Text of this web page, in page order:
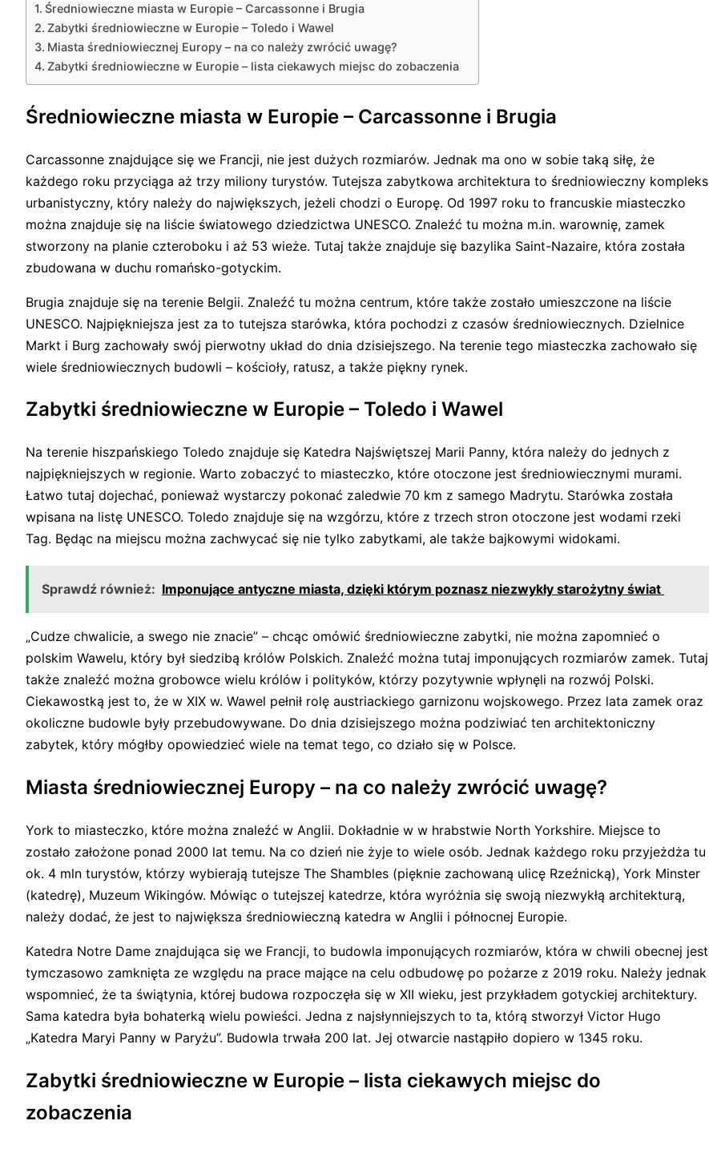
Średniowieczne miasta w Europie – Carcassonne i Brugia
Zabytki średniowieczne w Europie – Toledo i Wawel
Miasta średniowiecznej Europy – na co należy zwrócić uwagę?
Zabytki średniowieczne w Europie – lista ciekawych miejsc do zobaczenia
Średniowieczne miasta w Europie – Carcassonne i Brugia
Carcassonne znajdujące się we Francji, nie jest dużych rozmiarów. Jednak ma ono w sobie taką siłę, że
każdego roku przyciąga aż trzy miliony turystów. Tutejsza zabytkowa architektura to średniowieczny kompleks
urbanistyczny, który należy do największych, jeżeli chodzi o Europę. Od 1997 roku to francuskie miasteczko
można znajduje się na liście światowego dziedzictwa UNESCO. Znaleźć tu można m.in. warownię, zamek
stworzony na planie czteroboku i aż 53 wieże. Tutaj także znajduje się bazylika Saint-Nazaire, która została
zbudowana w duchu romańsko-gotyckim.
Brugia znajduje się na terenie Belgii. Znaleźć tu można centrum, które także zostało umieszczone na liście
UNESCO. Najpiękniejsza jest za to tutejsza starówka, która pochodzi z czasów średniowiecznych. Dzielnice
Markt i Burg zachowały swój pierwotny układ do dnia dzisiejszego. Na terenie tego miasteczka zachowało się
wiele średniowiecznych budowli – kościoły, ratusz, a także piękny rynek.
Zabytki średniowieczne w Europie – Toledo i Wawel
Na terenie hiszpańskiego Toledo znajduje się Katedra Najświętszej Marii Panny, która należy do jednych z
najpiękniejszych w regionie. Warto zobaczyć to miasteczko, które otoczone jest średniowiecznymi murami.
Łatwo tutaj dojechać, ponieważ wystarczy pokonać zaledwie 70 km z samego Madrytu. Starówka została
wpisana na listę UNESCO. Toledo znajduje się na wzgórzu, które z trzech stron otoczone jest wodami rzeki
Tag. Będąc na miejscu można zachwycać się nie tylko zabytkami, ale także bajkowymi widokami.
Sprawdź również: Imponujące antyczne miasta, dzięki którym poznasz niezwykły starożytny świat
„Cudze chwalicie, a swego nie znacie” – chcąc omówić średniowieczne zabytki, nie można zapomnieć o
polskim Wawelu, który był siedzibą królów Polskich. Znaleźć można tutaj imponujących rozmiarów zamek. Tutaj
także znaleźć można grobowce wielu królów i polityków, którzy pozytywnie wpłynęli na rozwój Polski.
Ciekawostką jest to, że w XIX w. Wawel pełnił rolę austriackiego garnizonu wojskowego. Przez lata zamek oraz
okoliczne budowle były przebudowywane. Do dnia dzisiejszego można podziwiać ten architektoniczny
zabytek, który mógłby opowiedzieć wiele na temat tego, co działo się w Polsce.
Miasta średniowiecznej Europy – na co należy zwrócić uwagę?
York to miasteczko, które można znaleźć w Anglii. Dokładnie w w hrabstwie North Yorkshire. Miejsce to
zostało założone ponad 2000 lat temu. Na co dzień nie żyje to wiele osób. Jednak każdego roku przyjeżdża tu
ok. 4 mln turystów, którzy wybierają tutejsze The Shambles (pięknie zachowaną ulicę Rzeźnicką), York Minster
(katedrę), Muzeum Wikingów. Mówiąc o tutejszej katedrze, która wyróżnia się swoją niezwykłą architekturą,
należy dodać, że jest to największa średniowieczną katedra w Anglii i północnej Europie.
Katedra Notre Dame znajdująca się we Francji, to budowla imponujących rozmiarów, która w chwili obecnej jest
tymczasowo zamknięta ze względu na prace mające na celu odbudowę po pożarze z 2019 roku. Należy jednak
wspomnieć, że ta świątynia, której budowa rozpoczęła się w XII wieku, jest przykładem gotyckiej architektury.
Sama katedra była bohaterką wielu powieści. Jedna z najsłynniejszych to ta, którą stworzył Victor Hugo
„Katedra Maryi Panny w Paryżu”. Budowla trwała 200 lat. Jej otwarcie nastąpiło dopiero w 1345 roku.
Zabytki średniowieczne w Europie – lista ciekawych miejsc do
zobaczenia